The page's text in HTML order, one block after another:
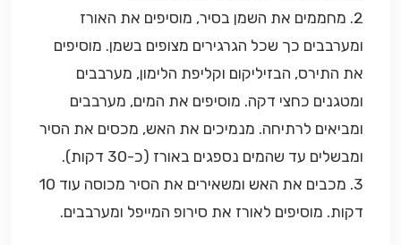
2. מחממים את השמן בסיר, מוסיפים את האורז
ומערבבים כך שכל הגרגירים מצופים בשמן. מוסיפים
את התירס, הבזיליקום וקליפת הלימון, מערבבים
ומטגנים כחצי דקה. מוסיפים את המים, מערבבים
ומביאים לרתיחה. מנמיכים את האש, מכסים את הסיר
ומבשלים עד שהמים נספגים באורז (כ-30 דקות).
3. מכבים את האש ומשאירים את הסיר מכוסה עוד 10
דקות. מוסיפים לאורז את סירופ המייפל ומערבבים.